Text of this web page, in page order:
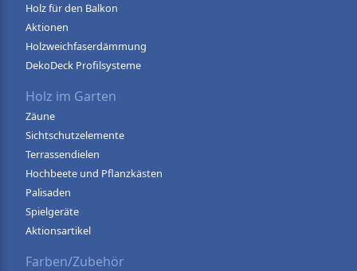
Holz für den Balkon
Aktionen
Holzweichfaserdämmung
DekoDeck Profilsysteme
Holz im Garten
Zäune
Sichtschutzelemente
Terrassendielen
Hochbeete und Pflanzkästen
Palisaden
Spielgeräte
Aktionsartikel
Farben/Zubehör